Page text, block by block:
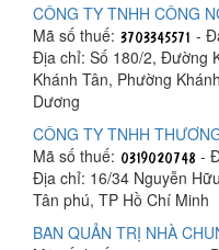
CÔNG TY TNHH CÔNG
Mã số thuế:
-
Địa chỉ: Số 180/2, Đường
Khánh Tân, Phường
Dương
CÔNG TY TNHH
Mã số thuế:
-
Địa chỉ: 16/34 Nguyễn
Tân phú, TP Hồ Chí Minh
BAN QUẢN TRỊ NHÀ